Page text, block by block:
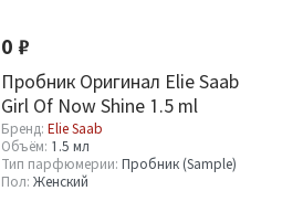
0 ₽
Пробник Оригинал Elie Saab
Girl Of Now Shine 1.5 ml
Бренд: Elie Saab
Объём: 1.5 мл
Тип парфюмерии: Пробник (Sample)
Пол: Женский